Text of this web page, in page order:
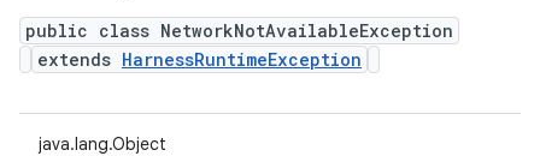
public class NetworkNotAvailableException
extends HarnessRuntimeException
java.lang.Object